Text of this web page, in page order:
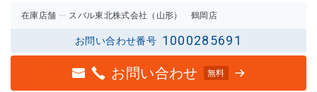
在庫店舗 スバル東北株式会社（山形） 鶴岡店
お問い合わせ番号 1000285691
お問い合わせ 無料